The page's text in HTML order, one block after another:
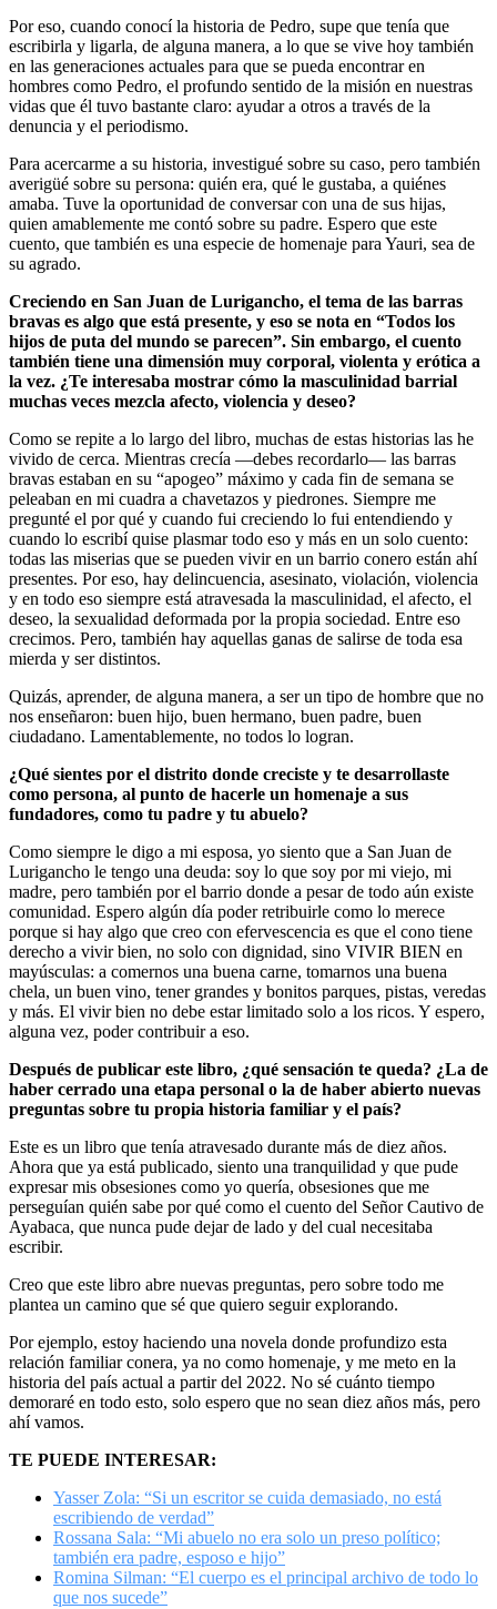
Por eso, cuando conocí la historia de Pedro, supe que tenía que
escribirla y ligarla, de alguna manera, a lo que se vive hoy también
en las generaciones actuales para que se pueda encontrar en
hombres como Pedro, el profundo sentido de la misión en nuestras
vidas que él tuvo bastante claro: ayudar a otros a través de la
denuncia y el periodismo.
Para acercarme a su historia, investigué sobre su caso, pero también
averigüé sobre su persona: quién era, qué le gustaba, a quiénes
amaba. Tuve la oportunidad de conversar con una de sus hijas,
quien amablemente me contó sobre su padre. Espero que este
cuento, que también es una especie de homenaje para Yauri, sea de
su agrado.
Creciendo en San Juan de Lurigancho, el tema de las barras
bravas es algo que está presente, y eso se nota en “Todos los
hijos de puta del mundo se parecen”. Sin embargo, el cuento
también tiene una dimensión muy corporal, violenta y erótica a
la vez. ¿Te interesaba mostrar cómo la masculinidad barrial
muchas veces mezcla afecto, violencia y deseo?
Como se repite a lo largo del libro, muchas de estas historias las he
vivido de cerca. Mientras crecía —debes recordarlo— las barras
bravas estaban en su “apogeo” máximo y cada fin de semana se
peleaban en mi cuadra a chavetazos y piedrones. Siempre me
pregunté el por qué y cuando fui creciendo lo fui entendiendo y
cuando lo escribí quise plasmar todo eso y más en un solo cuento:
todas las miserias que se pueden vivir en un barrio conero están ahí
presentes. Por eso, hay delincuencia, asesinato, violación, violencia
y en todo eso siempre está atravesada la masculinidad, el afecto, el
deseo, la sexualidad deformada por la propia sociedad. Entre eso
crecimos. Pero, también hay aquellas ganas de salirse de toda esa
mierda y ser distintos.
Quizás, aprender, de alguna manera, a ser un tipo de hombre que no
nos enseñaron: buen hijo, buen hermano, buen padre, buen
ciudadano. Lamentablemente, no todos lo logran.
¿Qué sientes por el distrito donde creciste y te desarrollaste
como persona, al punto de hacerle un homenaje a sus
fundadores, como tu padre y tu abuelo?
Como siempre le digo a mi esposa, yo siento que a San Juan de
Lurigancho le tengo una deuda: soy lo que soy por mi viejo, mi
madre, pero también por el barrio donde a pesar de todo aún existe
comunidad. Espero algún día poder retribuirle como lo merece
porque si hay algo que creo con efervescencia es que el cono tiene
derecho a vivir bien, no solo con dignidad, sino VIVIR BIEN en
mayúsculas: a comernos una buena carne, tomarnos una buena
chela, un buen vino, tener grandes y bonitos parques, pistas, veredas
y más. El vivir bien no debe estar limitado solo a los ricos. Y espero,
alguna vez, poder contribuir a eso.
Después de publicar este libro, ¿qué sensación te queda? ¿La de
haber cerrado una etapa personal o la de haber abierto nuevas
preguntas sobre tu propia historia familiar y el país?
Este es un libro que tenía atravesado durante más de diez años.
Ahora que ya está publicado, siento una tranquilidad y que pude
expresar mis obsesiones como yo quería, obsesiones que me
perseguían quién sabe por qué como el cuento del Señor Cautivo de
Ayabaca, que nunca pude dejar de lado y del cual necesitaba
escribir.
Creo que este libro abre nuevas preguntas, pero sobre todo me
plantea un camino que sé que quiero seguir explorando.
Por ejemplo, estoy haciendo una novela donde profundizo esta
relación familiar conera, ya no como homenaje, y me meto en la
historia del país actual a partir del 2022. No sé cuánto tiempo
demoraré en todo esto, solo espero que no sean diez años más, pero
ahí vamos.
TE PUEDE INTERESAR:
Yasser Zola: “Si un escritor se cuida demasiado, no está
escribiendo de verdad”
Rossana Sala: “Mi abuelo no era solo un preso político;
también era padre, esposo e hijo”
Romina Silman: “El cuerpo es el principal archivo de todo lo
que nos sucede”